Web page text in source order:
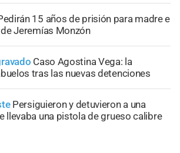
15 años de prisión para madre e
Jeremías Monzón
Caso Agostina Vega: la
tras las nuevas detenciones
Persiguieron y detuvieron a una
llevaba una pistola de grueso calibre